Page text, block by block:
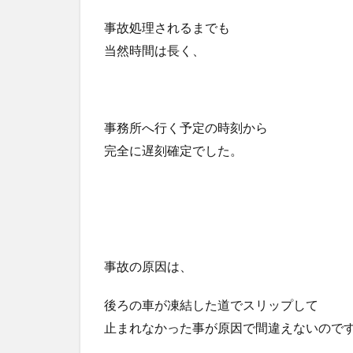
事故処理されるまでも
当然時間は長く、
事務所へ行く予定の時刻から
完全に遅刻確定でした。
事故の原因は、
後ろの車が凍結した道でスリップして
止まれなかった事が原因で間違えないので